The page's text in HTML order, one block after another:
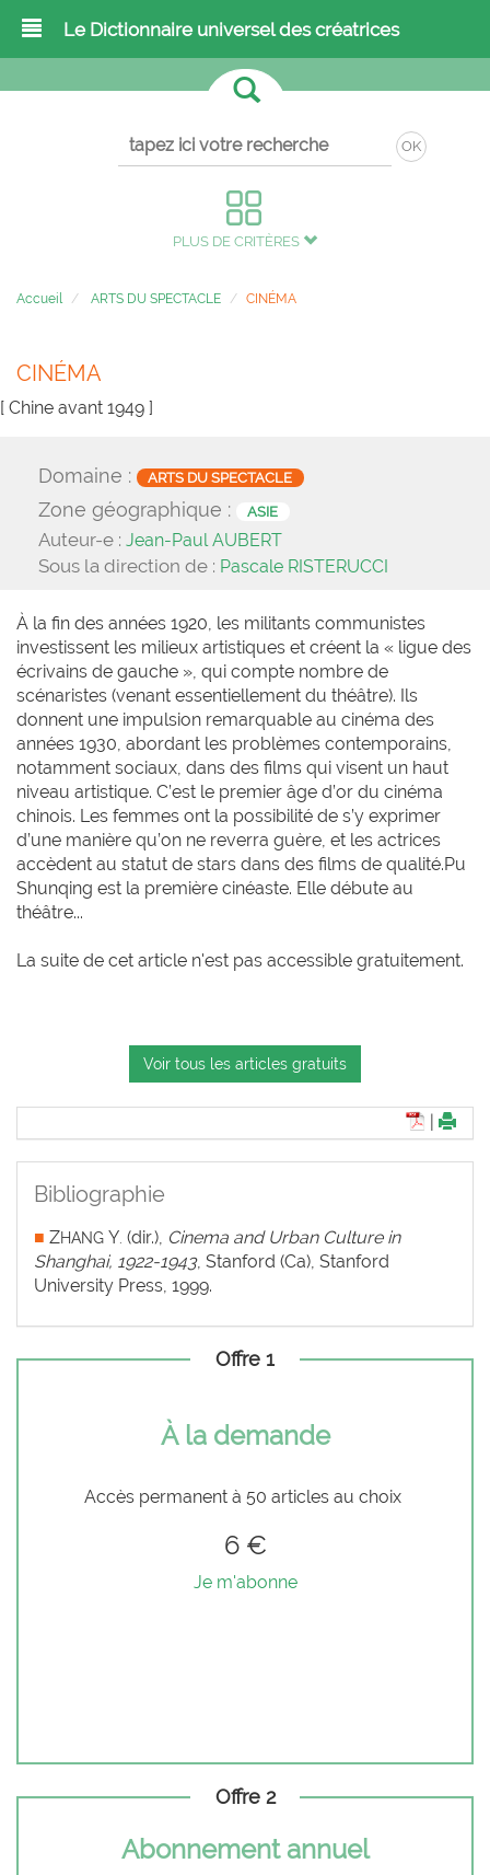
Le Dictionnaire universel des créatrices
OK
PLUS DE CRITÈRES
Accueil ARTS DU SPECTACLE CINÉMA
CINÉMA
[ Chine avant 1949 ]
Domaine : ARTS DU SPECTACLE
Zone géographique : ASIE
Auteur-e : Jean-Paul AUBERT
Sous la direction de : Pascale RISTERUCCI
À la fin des années 1920, les militants communistes
investissent les milieux artistiques et créent la « ligue des
écrivains de gauche », qui compte nombre de
scénaristes (venant essentiellement du théâtre). Ils
donnent une impulsion remarquable au cinéma des
années 1930, abordant les problèmes contemporains,
notamment sociaux, dans des films qui visent un haut
niveau artistique. C’est le premier âge d’or du cinéma
chinois. Les femmes ont la possibilité de s’y exprimer
d’une manière qu’on ne reverra guère, et les actrices
accèdent au statut de stars dans des films de qualité.Pu
Shunqing est la première cinéaste. Elle débute au
théâtre...
La suite de cet article n'est pas accessible gratuitement.
Voir tous les articles gratuits
Bibliographie
■ ZHANG Y (dir.), Cinema and Urban Culture in
Shanghai, 1922-1943, Stanford (Ca), Stanford
University Press, 1999.
Offre 1
À la demande
Accès permanent à 50 articles au choix
6 €
Je m'abonne
Offre 2
Abonnement annuel